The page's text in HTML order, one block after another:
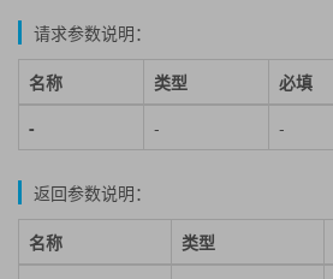
请求参数说明：
名称 类型 必填
-
- -
返回参数说明：
名称 类型